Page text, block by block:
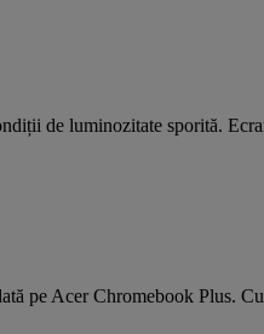
de luminozitate sporită.
pe Acer Chromebook Plus.